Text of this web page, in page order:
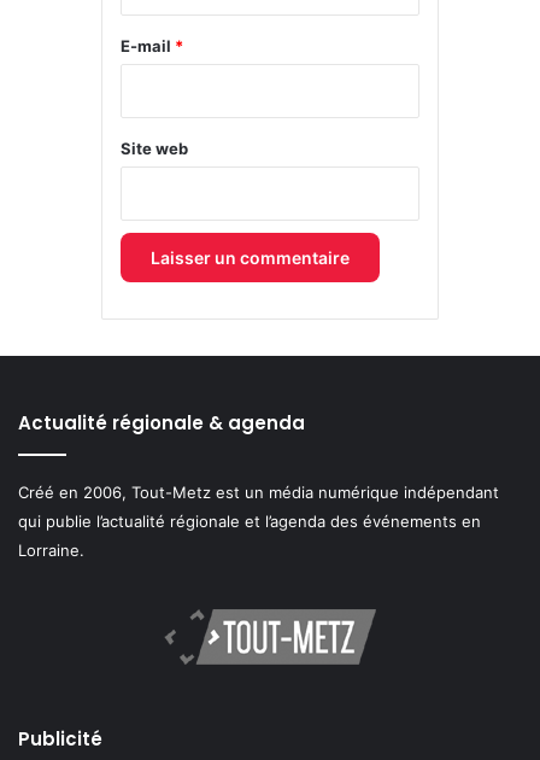
e
E-mail *
Site web
Actualité régionale & agenda
Créé en 2006, Tout-Metz est un média numérique indépendant
qui publie l’actualité régionale et l’agenda des événements en
Lorraine.
Publicité